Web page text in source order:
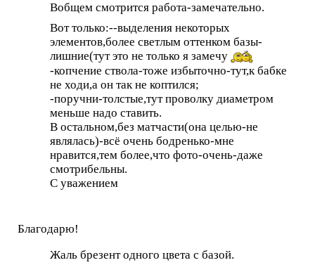
Вобщем смотрится работа-замечательно.
Вот только:--выделения некоторых
элементов,более светлым оттенком базы-
лишние(тут это не только я замечу
-копчение ствола-тоже избыточно-тут,к бабке
не ходи,а он так не коптился;
-поручни-толстые,тут проволку диаметром
меньше надо ставить.
В остальном,без матчасти(она целью-не
являлась)-всё очень бодренько-мне
нравится,тем более,что фото-очень-даже
смотрибельны.
С уважением
Благодарю!
Жаль брезент одного цвета с базой.